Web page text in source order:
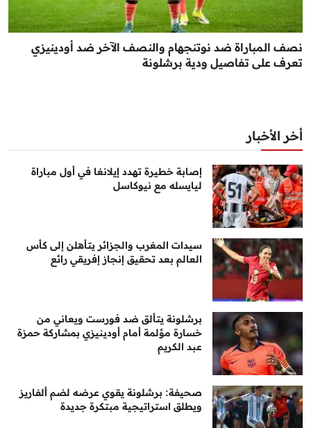
نصف المباراة ضد نوتنجهام والنصف الآخر ضد أودينيزي
تعرف على تفاصيل ودية برشلونة
أخر الأخبار
إصابة خطيرة تهدد إيلانغا في أول مباراة
ليايسله مع نيوكاسل
سيدات المغرب والجزائر يتأهلن إلى كأس
العالم بعد تحقيق إنجاز إفريقي رائع
برشلونة يتألق ضد فورست ويعاني من
خسارة مؤلمة أمام أودينيزي بمشاركة حمزة
عبد الكريم
صحيفة: برشلونة يقوي عرضه لضم ألفاريز
ويطلق استراتيجية مبتكرة جديدة